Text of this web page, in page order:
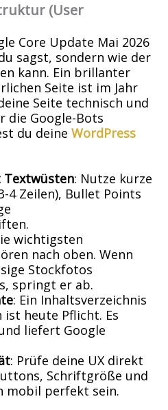
(User
Core Update Mai 2026
sagst, sondern wie der
kann. Ein brillanter
Seite ist im Jahr
Seite technisch und
Google-Bots
du deine WordPress
: Nutze kurze
4 Zeilen), Bullet Points
wichtigsten
nach oben. Wenn
Stockfotos
springt er ab.
: Ein Inhaltsverzeichnis
heute Pflicht. Es
liefert Google
: Prüfe deine UX direkt
Schriftgröße und
mobil perfekt sein.